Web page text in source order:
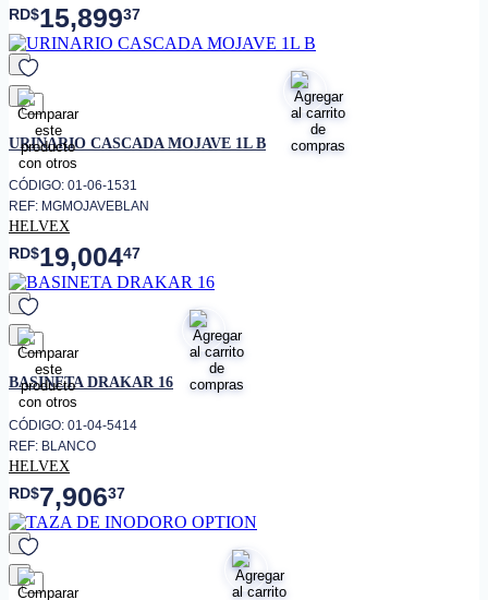
RD$15,89937
favorito
URINARIO CASCADA MOJAVE 1L B
CÓDIGO: 01-06-1531
REF: MGMOJAVEBLAN
HELVEX
RD$19,00447
favorito
BASINETA DRAKAR 16
CÓDIGO: 01-04-5414
REF: BLANCO
HELVEX
RD$7,90637